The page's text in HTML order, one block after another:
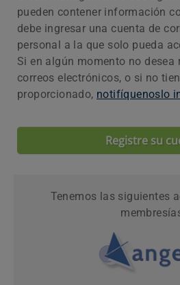
pueden contener información
debe ingresar una cuenta de
personal a la que solo pueda
Si en algún momento no desea
correos electrónicos, o si no
proporcionado, notifíquenoslo
Registre su
Tenemos las siguientes